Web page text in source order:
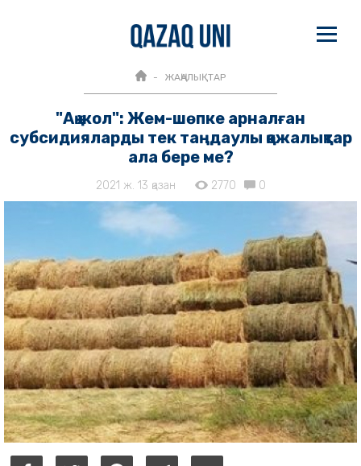
ЖАҢАЛЫҚТАР
"Ақ жол": Жем-шөпке арналған
субсидияларды тек таңдаулы қожалықтар
ала бере ме?
2021 ж. 13 қазан 2770 0